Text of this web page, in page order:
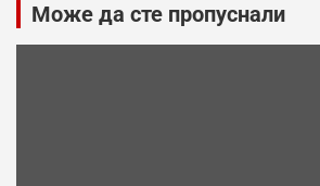
Може да сте пропуснали